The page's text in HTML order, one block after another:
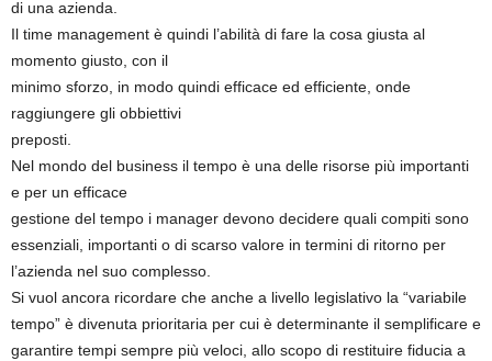
di una azienda.
Il time management è quindi l’abilità di fare la cosa giusta al
momento giusto, con il
minimo sforzo, in modo quindi efficace ed efficiente, onde
raggiungere gli obbiettivi
preposti.
Nel mondo del business il tempo è una delle risorse più importanti
e per un efficace
gestione del tempo i manager devono decidere quali compiti sono
essenziali, importanti o di scarso valore in termini di ritorno per
l’azienda nel suo complesso.
Si vuol ancora ricordare che anche a livello legislativo la “variabile
tempo” è divenuta prioritaria per cui è determinante il semplificare e
garantire tempi sempre più veloci, allo scopo di restituire fiducia a